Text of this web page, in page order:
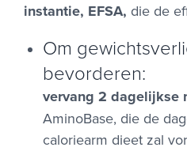
instantie, EFSA, die de
Om
bevorderen:
vervang 2 dagelijkse
AminoBase, die de
caloriearm dieet zal